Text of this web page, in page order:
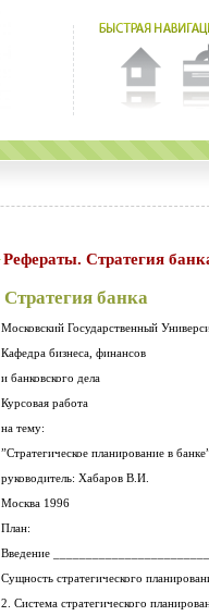
Рефераты. Стратегия
Стратегия банка
Московский Государственный
Кафедра бизнеса, финансов
и банковского дела
Курсовая работа
на тему:
”Стратегическое планирование в
руководитель: Хабаров В.И.
Москва 1996
План:
Введение
Сущность стратегического
2. Система стратегического